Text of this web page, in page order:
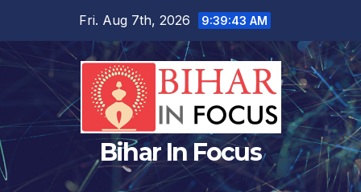
content
Fri. Aug 7th, 2026 9:39:43 AM
Bihar In Focus